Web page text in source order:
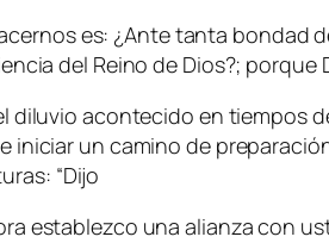
es: ¿Ante tanta bondad
del Reino de Dios?;
diluvio acontecido en tiempos
iniciar un camino de
“Dijo
establezco una alianza con